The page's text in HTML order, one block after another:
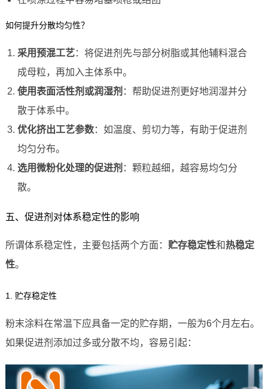
如何提升分散均匀性？
采用预混工艺：将促进剂先与部分树脂或其他辅料混合
成母粒，再加入主体系中。
使用表面活性剂或润湿剂 ：帮助促进剂更好地润湿并分
散于体系中。
优化挤出工艺参数：如温度、剪切力等，有助于促进剂
均匀分布。
选用微粉化处理的促进剂 ：颗粒越细，越容易均匀分
散。
五、促进剂对体系稳定性的影响
所谓体系稳定性，主要包括两个方面： 贮存稳定性和热稳定
性。
1. 贮存稳定性
粉末涂料在常温下应具备一定的贮存期，一般为6个月左右。
如果促进剂添加过多或分散不均，容易引起：